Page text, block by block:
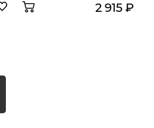
2 915 ₽